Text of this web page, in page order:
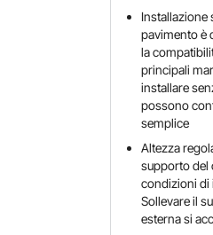
Installazione
pavimento è
la
principali
installare
possono
semplice
Altezza
supporto del
condizioni di
Sollevare il
esterna si